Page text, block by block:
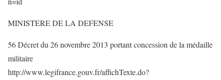
MINISTERE DE LA DEFENSE
56 Décret du 26 novembre 2013 portant concession de la médaille
militaire
http://www.legifrance.gouv.fr/affichTexte.do?